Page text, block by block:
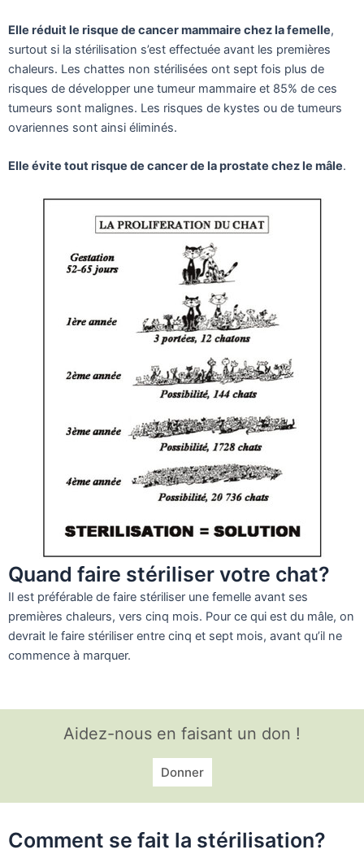
Elle réduit le risque de cancer mammaire chez la femelle,
surtout si la stérilisation s’est effectuée avant les premières
chaleurs. Les chattes non stérilisées ont sept fois plus de
risques de développer une tumeur mammaire et 85% de ces
tumeurs sont malignes. Les risques de kystes ou de tumeurs
ovariennes sont ainsi éliminés.
Elle évite tout risque de cancer de la prostate chez le mâle.
Quand faire stériliser votre chat?
Il est préférable de faire stériliser une femelle avant ses
premières chaleurs, vers cinq mois. Pour ce qui est du mâle, on
devrait le faire stériliser entre cinq et sept mois, avant qu’il ne
commence à marquer.
Aidez-nous en faisant un don !
Donner
Comment se fait la stérilisation?